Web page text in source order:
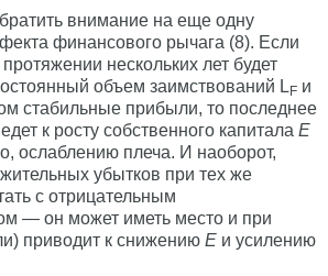
внимание на еще одну
финансового рычага (8). Если
нескольких лет будет
объем заимствований LF и
стабильные прибыли, то последнее
к росту собственного капитала E
ослаблению плеча. И наоборот,
убытков при тех же
с отрицательным
— он может иметь место и при
приводит к снижению E и усилению